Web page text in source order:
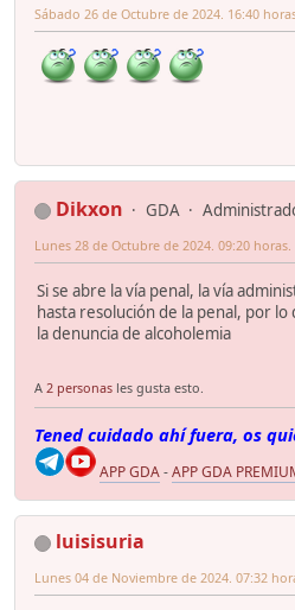
Sábado 26 de Octubre de 2024. 16:40
Dikxon GDA
Lunes 28 de Octubre de 2024. 09:20 horas.
Si se abre la vía penal, la vía
hasta resolución de la penal, por
la denuncia de alcoholemia
A 2 personas les gusta esto.
Tened cuidado ahí fuera, os
APP GDA-APP GDA
luisisuria
Lunes 04 de Noviembre de 2024. 07:32